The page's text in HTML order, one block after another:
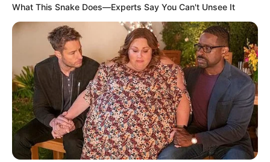
What This Snake Does—Experts Say You Can't Unsee It